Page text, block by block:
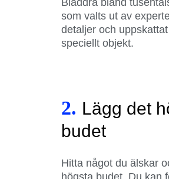
som valts ut av
detaljer och
speciellt objekt.
2. Lägg det
budet
Hitta något du älskar
högsta budet. Du kan